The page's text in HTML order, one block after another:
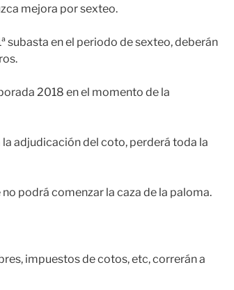
mejora por sexteo.
subasta en el periodo de sexteo, deberán
2018 en el momento de la
adjudicación del coto, perderá toda la
podrá comenzar la caza de la paloma.
impuestos de cotos, etc, correrán a